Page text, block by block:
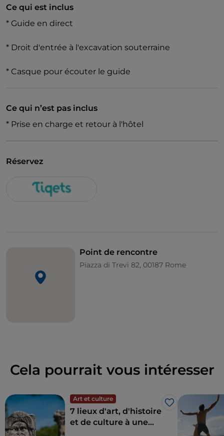
mis au jour à neuf mètres sous terre ! Découvrez le
seul aqueduc antique en état de marche qui
dessus, et visitez les vestiges d'une Domus
sur les origines de cette tradition singulière.
Ce qui est inclus
* Guide en direct
* Droit d'entrée à l'excavation souterraine
* Casque pour écouter le guide
Ce qui n’est pas inclus
* Prise en charge et retour à l'hôtel
Réservez
Point de rencontre
Piazza di Trevi 82, 00187 Rome
Cela pourrait vous intéresser
Art et culture
J’aime
7 lieux d'art, d'histoire
et de culture à une